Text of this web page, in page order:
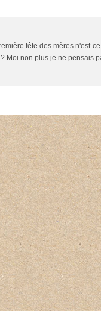
fête des mères n'est-
Moi non plus je ne pensais